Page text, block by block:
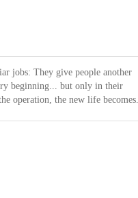
jobs: They give people another
beginning... but only in their
operation, the new life